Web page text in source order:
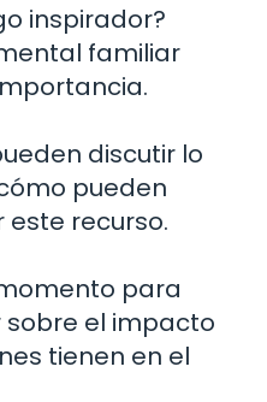
inspirador?
familiar
discutir lo
pueden
recurso.
para
el impacto
tienen en el